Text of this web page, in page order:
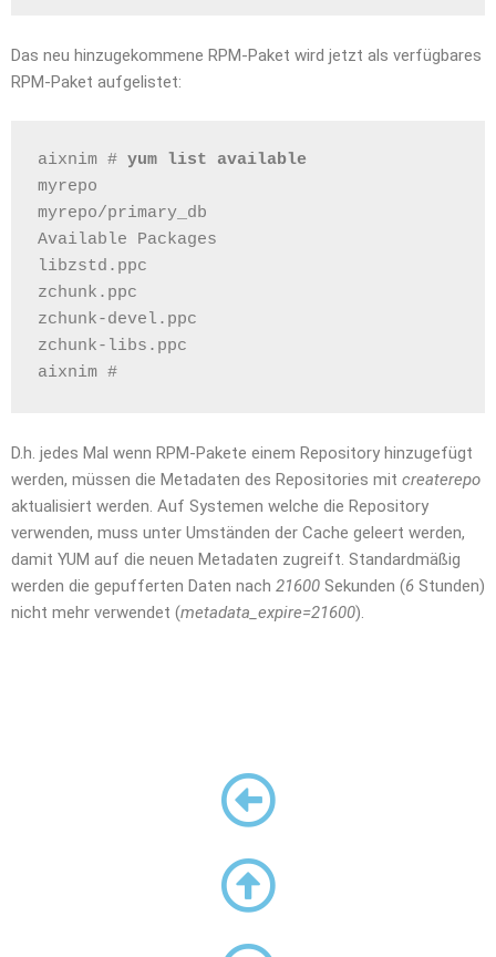
Das neu hinzugekommene RPM-Paket wird jetzt als verfügbares
RPM-Paket aufgelistet:
aixnim # yum list available
myrepo
myrepo/primary_db
Available Packages
libzstd.ppc
zchunk.ppc
zchunk-devel.ppc
zchunk-libs.ppc
aixnim #
D.h. jedes Mal wenn RPM-Pakete einem Repository hinzugefügt
werden, müssen die Metadaten des Repositories mit createrepo
aktualisiert werden. Auf Systemen welche die Repository
verwenden, muss unter Umständen der Cache geleert werden,
damit YUM auf die neuen Metadaten zugreift. Standardmäßig
werden die gepufferten Daten nach 21600 Sekunden (6 Stunden)
nicht mehr verwendet (metadata_expire=21600).